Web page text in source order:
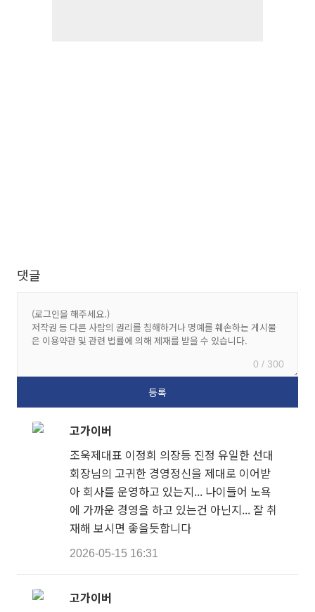
댓글
0 / 300
고가이버
조욱제대표 이정희 의장등 진정 유일한 선대
회장님의 고귀한 경영정신을 제대로 이어받
아 회사를 운영하고 있는지... 나이들어 노욕
에 가까운 경영을 하고 있는건 아닌지... 잘 취
재해 보시면 좋을듯합니다
2026-05-15 16:31
고가이버